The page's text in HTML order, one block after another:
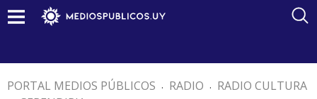
PORTAL MEDIOS PÚBLICOS . RADIO . RADIO CULTURA